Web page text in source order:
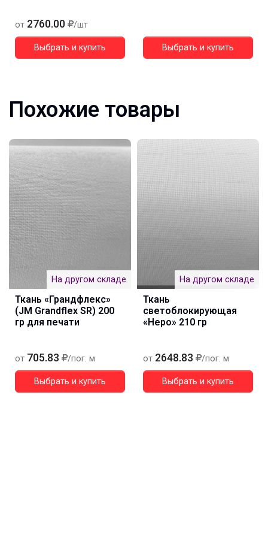
от 2760.00 /шт
Выбрать и купить Выбрать и купить
Похожие товары
На другом складе
Ткань «Грандфлекс»
(JM Grandflex SR) 200
гр для печати
от 705.83 /пог. м
Выбрать и купить
На другом складе
Ткань
светоблокирующая
«Неро» 210 гр
от 2648.83 /пог. м
Выбрать и купить